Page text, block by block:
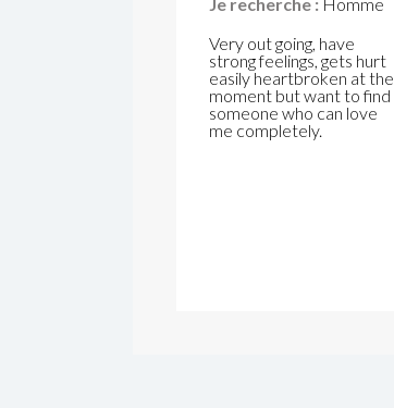
Very out going, have
strong feelings, gets hurt
easily heartbroken at the
moment but want to find
someone who can love
me completely.